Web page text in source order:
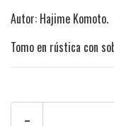
Autor: Hajime Komoto.
Tomo en rústica con
-